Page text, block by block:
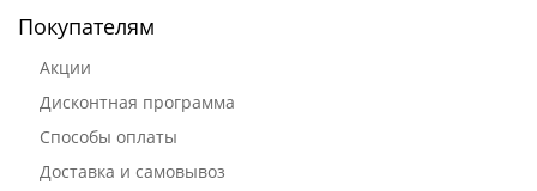
Покупателям
Акции
Дисконтная программа
Способы оплаты
Доставка и самовывоз